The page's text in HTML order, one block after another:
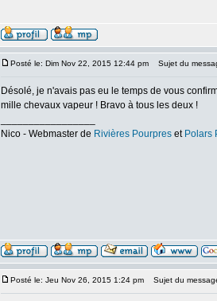
Posté le: Dim Nov 22, 2015 12:44 pm Sujet du
Désolé, je n'avais pas eu le temps de vous
mille chevaux vapeur ! Bravo à tous les deux !
Nico - Webmaster de Rivières Pourpres et Polars
Posté le: Jeu Nov 26, 2015 1:24 pm Sujet du